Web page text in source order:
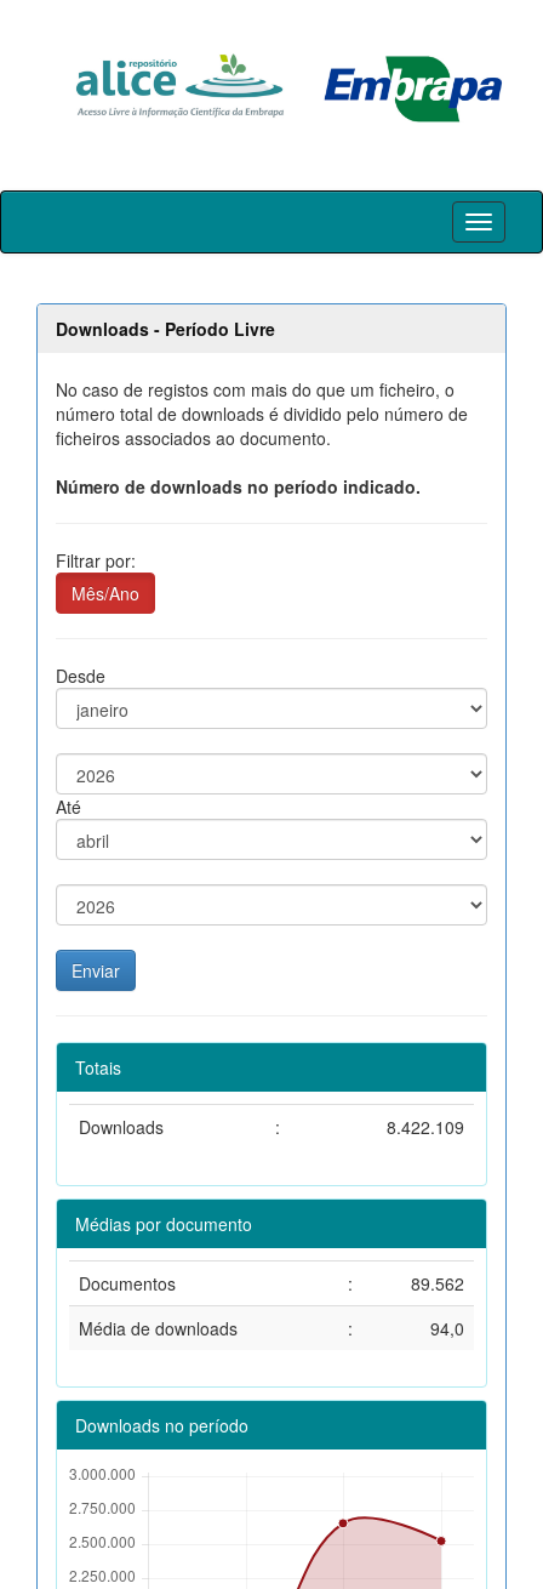
Skip
Downloads - Período Livre
No caso de registos com mais do que um ficheiro, o
número total de downloads é dividido pelo número de
ficheiros associados ao documento.
Número de downloads no período indicado.
Filtrar por:
Mês/Ano
Desde
Até
Totais
Downloads : 8.422.109
Médias por documento
Documentos :
89.562
Média de downloads
: 94,0
Downloads no período